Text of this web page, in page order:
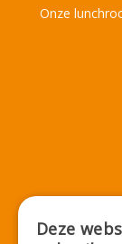
Onze
Deze